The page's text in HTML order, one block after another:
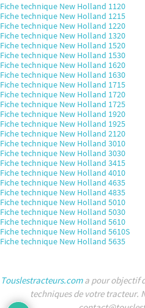
Fiche technique New Holland 1120
Fiche technique New Holland 1215
Fiche technique New Holland 1220
Fiche technique New Holland 1320
Fiche technique New Holland 1520
Fiche technique New Holland 1530
Fiche technique New Holland 1620
Fiche technique New Holland 1630
Fiche technique New Holland 1715
Fiche technique New Holland 1720
Fiche technique New Holland 1725
Fiche technique New Holland 1920
Fiche technique New Holland 1925
Fiche technique New Holland 2120
Fiche technique New Holland 3010
Fiche technique New Holland 3030
Fiche technique New Holland 3415
Fiche technique New Holland 4010
Fiche technique New Holland 4635
Fiche technique New Holland 4835
Fiche technique New Holland 5010
Fiche technique New Holland 5030
Fiche technique New Holland 5610
Fiche technique New Holland 5610S
Fiche technique New Holland 5635
Touslestracteurs.coma pour objectif
techniques de votre tracteur.